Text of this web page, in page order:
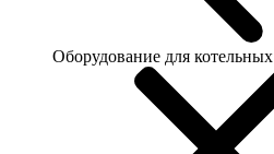
Оборудование для котельных